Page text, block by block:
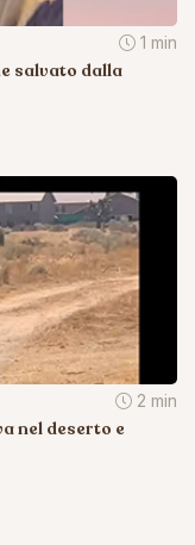
1 min
salvato dalla
2 min
nel deserto e